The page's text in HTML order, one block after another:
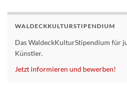
WALDECKKULTURSTIPENDIUM
Das WaldeckKulturStipendium für
Künstler.
Jetzt informieren und bewerben!